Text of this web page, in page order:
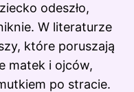
odeszło,
W literaturze
które poruszają
matek i ojców,
po stracie.